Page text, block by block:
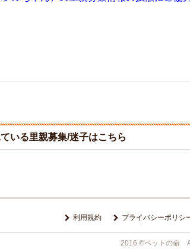
いる里親募集/迷子はこちら
利用規約 プライバシーポリシ
2016 ©ペットの命